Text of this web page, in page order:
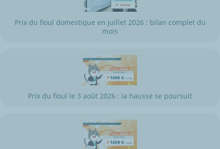
Prix du fioul domestique en juillet 2026 : bilan complet du
mois
Prix du fioul le 3 août 2026 : la hausse se poursuit